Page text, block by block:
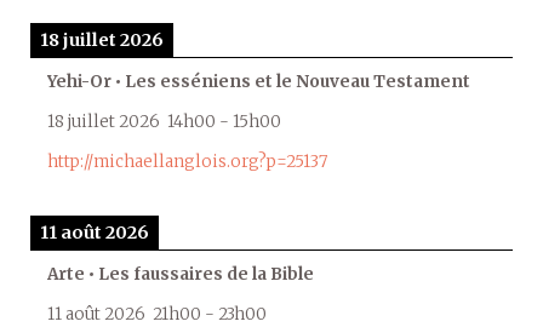
18 juillet 2026
Yehi-Or • Les esséniens et le Nouveau Testament
18 juillet 2026 14h00 - 15h00
http://michaellanglois.org?p=25137
11 août 2026
Arte • Les faussaires de la Bible
11 août 2026 21h00 - 23h00